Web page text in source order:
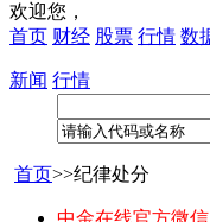
欢迎您，
首页 财经 股票 行情 数
新闻 行情
首页>>纪律处分
中金在线官方微信